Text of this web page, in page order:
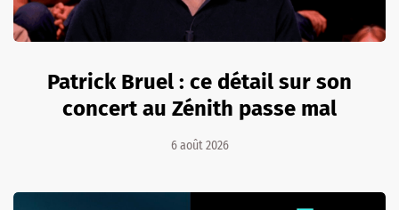
Patrick Bruel : ce détail sur son
concert au Zénith passe mal
6 août 2026